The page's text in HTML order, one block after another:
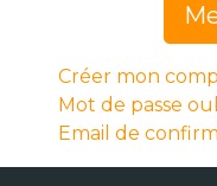
Créer mon
Mot de passe
Email de